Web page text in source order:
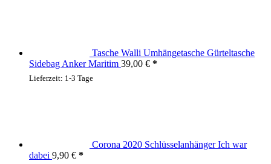
Tasche Walli Umhängetasche Gürteltasche
Sidebag Anker Maritim 39,00 €
Lieferzeit: 1-3 Tage
Corona 2020 Schlüsselanhänger Ich war
dabei 9,90 €